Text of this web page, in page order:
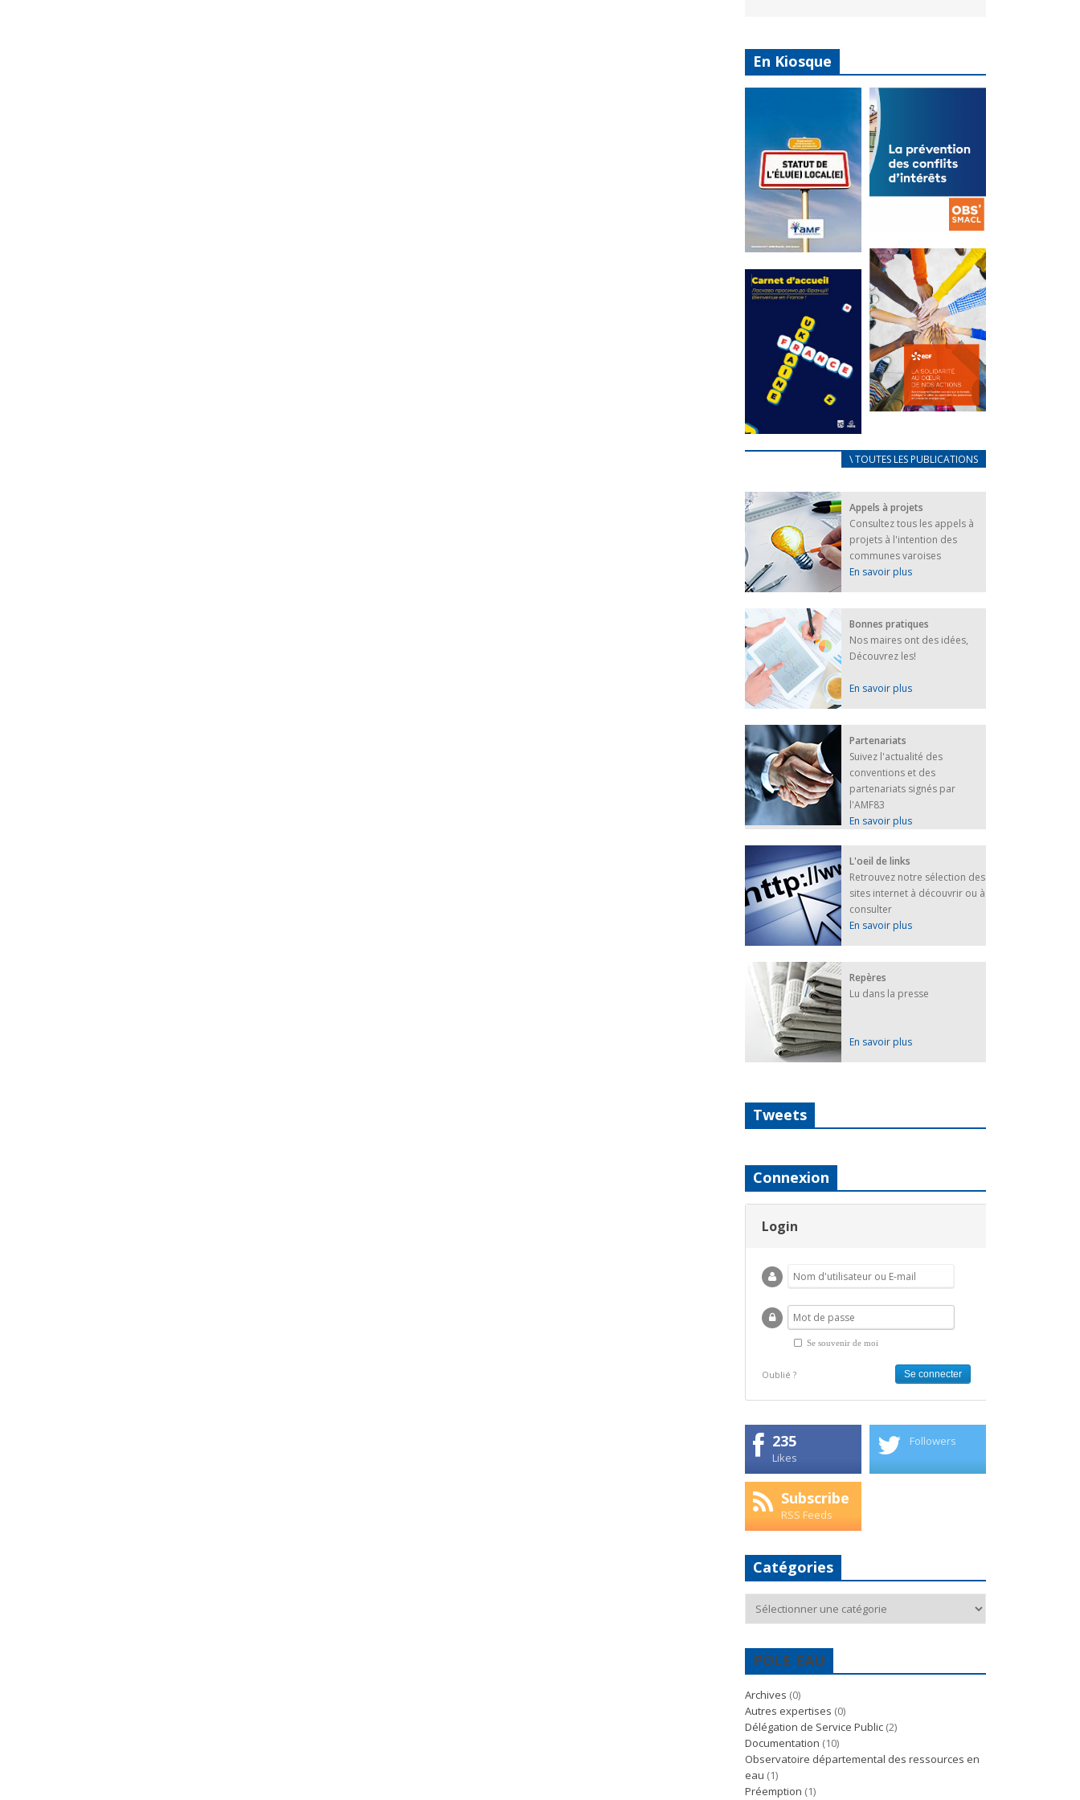
En Kiosque
Statut de
l’élu local
Mise à jour avril
2024
FEUILLETER
La
prévention
des conflits
d’intérêts
18 septembre 2023
FEUILLETER
au coeur de
nos actions
FEUILLETER
FRANÇAIS/UKRAINIEN
25 avril 2022
Afin
d’accompagner
au mieux les
réfugiés
ukrainiens arrivés
en France,...
FEUILLETER
\ TOUTES LES PUBLICATIONS
Appels à projets
Consultez tous les appels à
projets à l'intention des
communes varoises
En savoir plus
Bonnes pratiques
Nos maires ont des idées,
Découvrez les!
En savoir plus
Partenariats
Suivez l'actualité des
conventions et des
partenariats signés par
l'AMF83
En savoir plus
L'oeil de links
Retrouvez notre sélection des
sites internet à découvrir ou à
consulter
En savoir plus
Repères
Lu dans la presse
En savoir plus
Tweets
Connexion
Login
Se souvenir de moi
Oublié ?
235
Likes
Followers
Subscribe
RSS Feeds
Catégories
POLE EAU
Archives (0)
Autres expertises (0)
Délégation de Service Public (2)
Documentation (10)
Observatoire départemental des ressources en
eau (1)
Préemption (1)